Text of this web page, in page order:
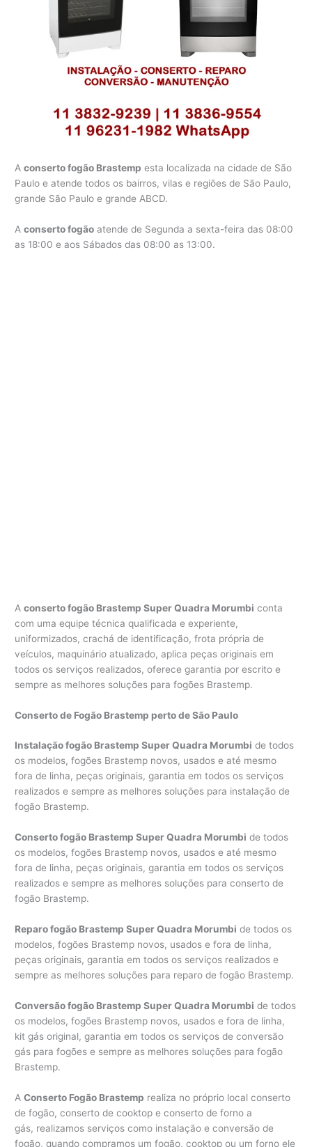
Aconserto fogão Brastemp esta localizada na cidade de São
Paulo e atende todos os bairros, vilas e regiões de São Paulo,
grande São Paulo e grande ABCD.
Aconserto fogão atende de Segunda a sexta-feira das 08:00
as 18:00 e aos Sábados das 08:00 as 13:00.
Aconserto fogão Brastemp Super Quadra Morumbi conta
com uma equipe técnica qualificada e experiente,
uniformizados, crachá de identificação, frota própria de
veículos, maquinário atualizado, aplica peças originais em
todos os serviços realizados, oferece garantia por escrito e
sempre as melhores soluções para fogões Brastemp.
Conserto de Fogão Brastemp perto de São Paulo
Instalação fogão Brastemp Super Quadra Morumbi de todos
os modelos, fogões Brastemp novos, usados e até mesmo
fora de linha, peças originais, garantia em todos os serviços
realizados e sempre as melhores soluções para instalação de
fogão Brastemp.
Conserto fogão Brastemp Super Quadra Morumbi de todos
os modelos, fogões Brastemp novos, usados e até mesmo
fora de linha, peças originais, garantia em todos os serviços
realizados e sempre as melhores soluções para conserto de
fogão Brastemp.
Reparo fogão Brastemp Super Quadra Morumbi de todos os
modelos, fogões Brastemp novos, usados e fora de linha,
peças originais, garantia em todos os serviços realizados e
sempre as melhores soluções para reparo de fogão Brastemp.
Conversão fogão Brastemp Super Quadra Morumbi de todos
os modelos, fogões Brastemp novos, usados e fora de linha,
kit gás original, garantia em todos os serviços de conversão
gás para fogões e sempre as melhores soluções para fogão
Brastemp.
AConserto Fogão Brastemp realiza no próprio local conserto
de fogão, conserto de cooktop e conserto de forno a
gás, realizamos serviços como instalação e conversão de
fogão, quando compramos um fogão, cooktop ou um forno ele